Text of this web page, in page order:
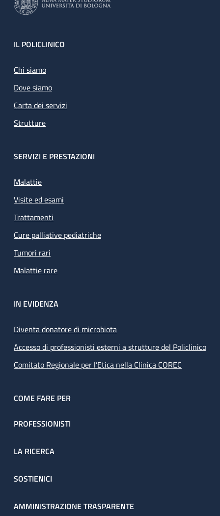
Footer
IL POLICLINICO
Chi siamo
Dove siamo
Carta dei servizi
Strutture
SERVIZI E PRESTAZIONI
Malattie
Visite ed esami
Trattamenti
Cure palliative pediatriche
Tumori rari
Malattie rare
IN EVIDENZA
Diventa donatore di microbiota
Accesso di professionisti esterni a strutture del Policlinico
Comitato Regionale per l’Etica nella Clinica COREC
COME FARE PER
PROFESSIONISTI
LA RICERCA
SOSTIENICI
AMMINISTRAZIONE TRASPARENTE